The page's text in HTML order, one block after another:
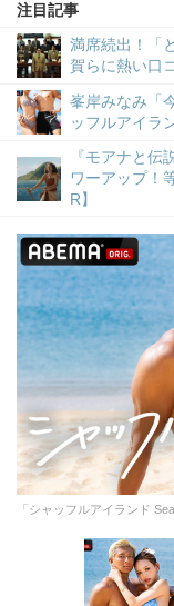
注目記事
満席続出！「
賀らに熱い口
峯岸みなみ「
ッフルアイラ
『モアナと
ワーアップ！
R】
「シャッフルアイランド